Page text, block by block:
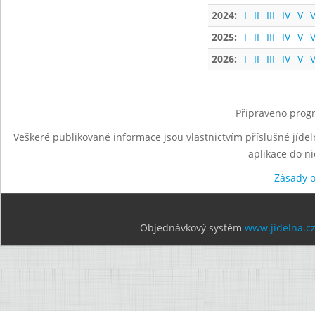
2024:
I II III IV V
2025:
I II III IV V
2026:
I II III IV V
Připraveno
Veškeré publikované informace jsou vlastnictvím příslušné
aplikace do
Zásady
Objednávkový systém www.jidelna.cz